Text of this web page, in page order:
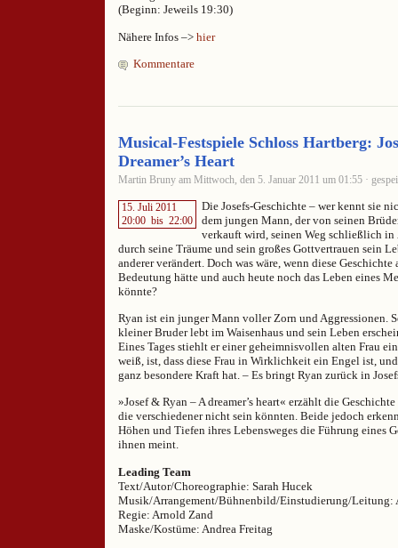
(Beginn: Jeweils 19:30)
Nähere Infos –> hier
Kommentare
Musical-Festspiele Schloss Hartberg:
Dreamer’s Heart
Martin Bruny am Mittwoch, den 5. Januar 2011 um 01:55 ·
15. Juli 2011
20:00 bis 22:00
Die Josefs-Geschichte – wer kennt sie
dem jungen Mann, der von seinen
verkauft wird, seinen Weg schließlich
durch seine Träume und sein großes Gottvertrauen sein
anderer verändert. Doch was wäre, wenn diese
Bedeutung hätte und auch heute noch das Leben eines
könnte?
Ryan ist ein junger Mann voller Zorn und Aggressionen.
kleiner Bruder lebt im Waisenhaus und sein Leben
Eines Tages stiehlt er einer geheimnisvollen alten Frau
weiß, ist, dass diese Frau in Wirklichkeit ein Engel ist,
ganz besondere Kraft hat. – Es bringt Ryan zurück in
»Josef & Ryan – A dreamer’s heart« erzählt die
die verschiedener nicht sein könnten. Beide jedoch
Höhen und Tiefen ihres Lebensweges die Führung eines
ihnen meint.
Leading Team
Text/Autor/Choreographie: Sarah Hucek
Musik/Arrangement/Bühnenbild/Einstudierung/Leitung:
Regie: Arnold Zand
Maske/Kostüme: Andrea Freitag